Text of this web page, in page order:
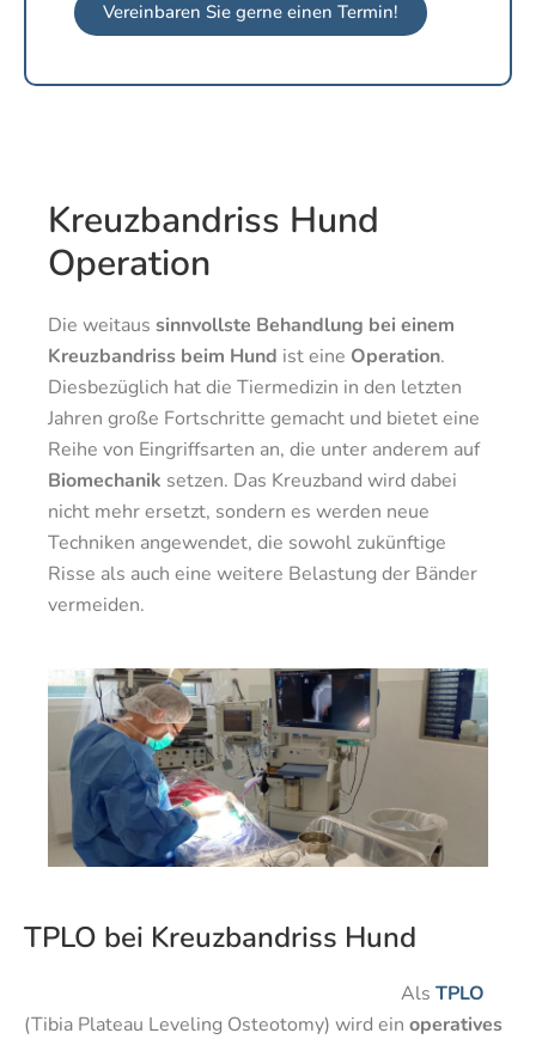
Vereinbaren Sie gerne einen Termin!
Kreuzbandriss Hund
Operation
Die weitaus sinnvollste Behandlung bei einem
Kreuzbandriss beim Hund ist eine Operation.
Diesbezüglich hat die Tiermedizin in den letzten
Jahren große Fortschritte gemacht und bietet eine
Reihe von Eingriffsarten an, die unter anderem auf
Biomechanik setzen. Das Kreuzband wird dabei
nicht mehr ersetzt, sondern es werden neue
Techniken angewendet, die sowohl zukünftige
Risse als auch eine weitere Belastung der Bänder
vermeiden.
TPLO bei Kreuzbandriss Hund
Als TPLO
(Tibia Plateau Leveling Osteotomy) wird ein operatives